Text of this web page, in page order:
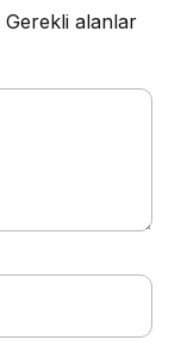
Gerekli alanlar